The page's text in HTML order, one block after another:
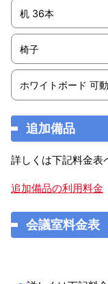
机 36本
椅子
ホワイトボード 可
追加備品
詳しくは下記料金表
追加備品の利用料金
会議室料金表